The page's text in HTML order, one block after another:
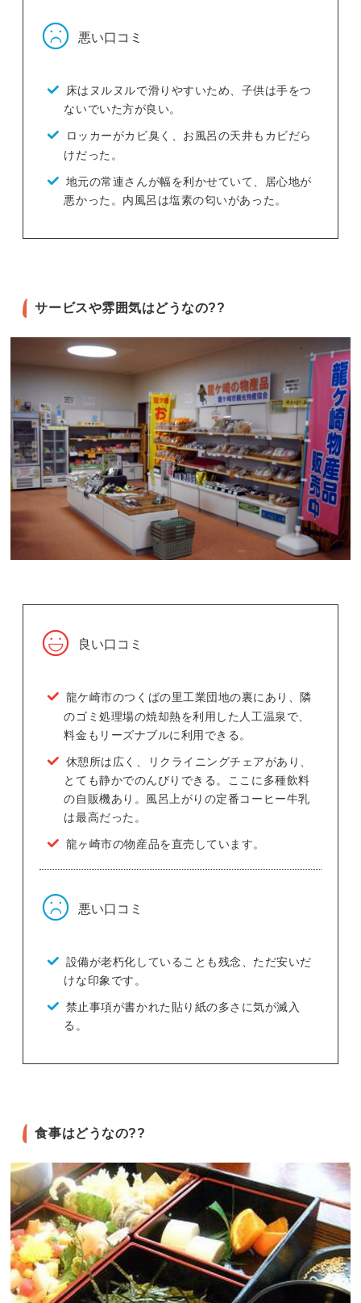
悪い口コミ
床はヌルヌルで滑りやすいため、子供は手をつ
ないでいた方が良い。
ロッカーがカビ臭く、お風呂の天井もカビだら
けだった。
地元の常連さんが幅を利かせていて、居心地が
悪かった。内風呂は塩素の匂いがあった。
サービスや雰囲気はどうなの??
良い口コミ
龍ケ崎市のつくばの里工業団地の裏にあり、隣
のゴミ処理場の焼却熱を利用した人工温泉で、
料金もリーズナブルに利用できる。
休憩所は広く、リクライニングチェアがあり、
とても静かでのんびりできる。ここに多種飲料
の自販機あり。風呂上がりの定番コーヒー牛乳
は最高だった。
龍ヶ崎市の物産品を直売しています。
悪い口コミ
設備が老朽化していることも残念、ただ安いだ
けな印象です。
禁止事項が書かれた貼り紙の多さに気が滅入
る。
食事はどうなの??